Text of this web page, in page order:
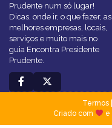
Prudente num só lugar!
Dicas, onde ir, o que fazer, as
melhores empresas, locais,
serviços e muito mais no
guia Encontra Presidente
Prudente.
Termos|
Criado com
e